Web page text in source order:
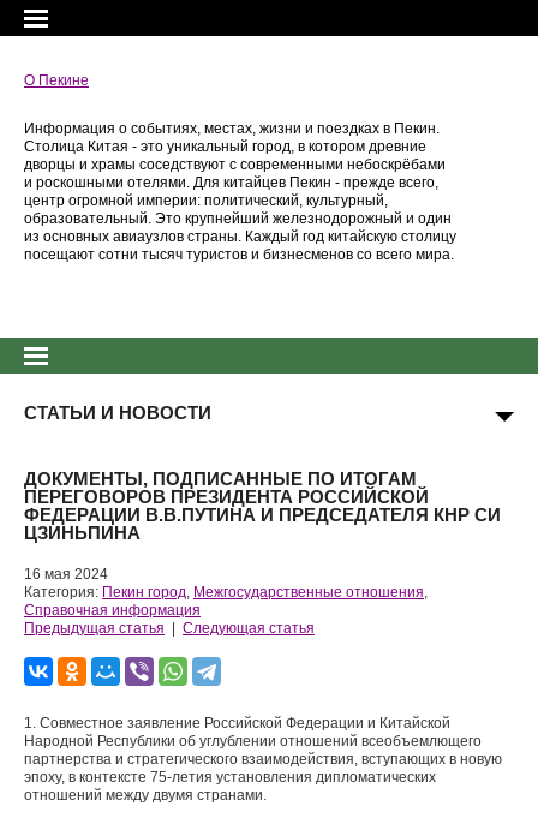
О Пекине
Информация о событиях, местах, жизни и поездках в Пекин.
Столица Китая - это уникальный город, в котором древние
дворцы и храмы соседствуют с современными небоскрёбами
и роскошными отелями. Для китайцев Пекин - прежде всего,
центр огромной империи: политический, культурный,
образовательный. Это крупнейший железнодорожный и один
из основных авиаузлов страны. Каждый год китайскую столицу
посещают сотни тысяч туристов и бизнесменов со всего мира.
СТАТЬИ И НОВОСТИ
ДОКУМЕНТЫ, ПОДПИСАННЫЕ ПО ИТОГАМ
ПЕРЕГОВОРОВ ПРЕЗИДЕНТА РОССИЙСКОЙ
ФЕДЕРАЦИИ В.В.ПУТИНА И ПРЕДСЕДАТЕЛЯ КНР СИ
ЦЗИНЬПИНА
16 мая 2024
Категория: Пекин город, Межгосударственные отношения,
Справочная информация
Предыдущая статья
Следующая статья
1. Совместное заявление Российской Федерации и Китайской
Народной Республики об углублении отношений всеобъемлющего
партнерства и стратегического взаимодействия, вступающих в новую
эпоху, в контексте 75-летия установления дипломатических
отношений между двумя странами.